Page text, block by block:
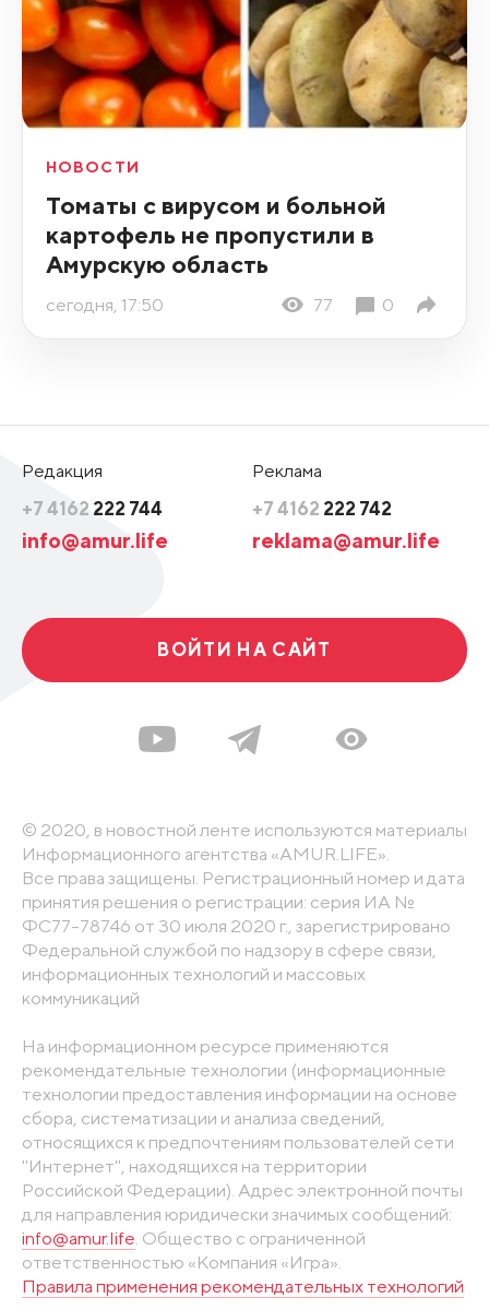
НОВОСТИ
Томаты с вирусом и больной
картофель не пропустили в
Амурскую область
сегодня, 17:50 77 0
Редакция
+7 4162 222 744
info@amur.life
Реклама
+7 4162 222 742
reklama@amur.life
ВОЙТИ НА САЙТ
© 2020, в новостной ленте используются материалы
Информационного агентства «AMUR.LIFE».
Все права защищены. Регистрационный номер и дата
принятия решения о регистрации: серия ИА №
ФС77-78746 от 30 июля 2020 г., зарегистрировано
Федеральной службой по надзору в сфере связи,
информационных технологий и массовых
коммуникаций
На информационном ресурсе применяются
рекомендательные технологии (информационные
технологии предоставления информации на основе
сбора, систематизации и анализа сведений,
относящихся к предпочтениям пользователей сети
"Интернет", находящихся на территории
Российской Федерации). Адрес электронной почты
для направления юридически значимых сообщений:
info@amur.life. Общество с ограниченной
ответственностью «Компания «Игра».
Правила применения рекомендательных технологий